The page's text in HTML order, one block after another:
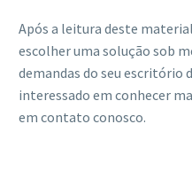
Após a leitura deste
escolher uma solução sob
demandas do seu escritório
interessado em conhecer
em contato conosco.